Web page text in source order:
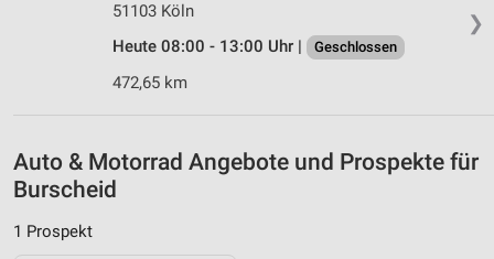
❯
51103 Köln
Heute 08:00 - 13:00 Uhr |
Geschlossen
472,65 km
Auto & Motorrad Angebote und Prospekte für
Burscheid
1 Prospekt
Geräte anhand von aktiv angeforderten
Funktional
Werbung